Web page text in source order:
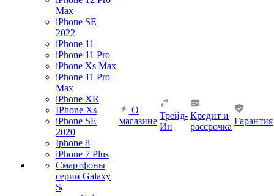
Max
iPhone SE
2022
iPhone 11
iPhone 11 Pro
iPhone Xs Max
iPhone 11 Pro
Max
iPhone XR
IPhone Xs
iPhone SE
2020
Iphone 8
iPhone 7 Plus
Смартфоны
серии Galaxy
S
О
магазине
Трейд-
Ин
Кредит и
рассрочка
Гарантия